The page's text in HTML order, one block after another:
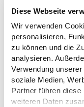
Diese Webseite
Wir verwenden
personalisieren,
zu können und die
analysieren.
Verwendung
soziale Medien,
Partner führen
weiteren Daten